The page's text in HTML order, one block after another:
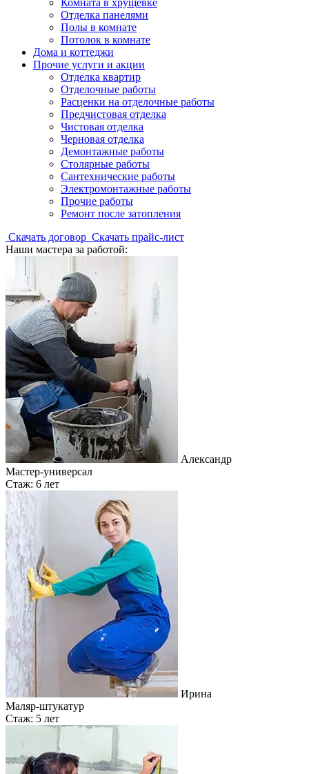
Отделка панелями
Полы в комнате
Потолок в комнате
Дома и коттеджи
Прочие услуги и акции
Отделка квартир
Отделочные работы
Расценки на отделочные работы
Предчистовая отделка
Чистовая отделка
Черновая отделка
Демонтажные работы
Столярные работы
Сантехнические работы
Электромонтажные работы
Прочие работы
Ремонт после затопления
Скачать договор Скачать прайс-лист
Наши мастера за работой:
Александр
Мастер-универсал
Стаж: 6 лет
Ирина
Маляр-штукатур
Стаж: 5 лет